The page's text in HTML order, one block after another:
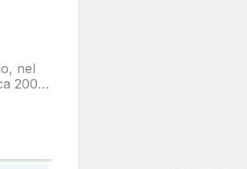
nel
200